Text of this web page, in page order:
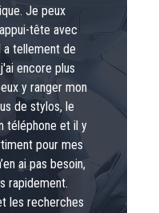
Je peux
tête avec
a tellement de
encore plus
y ranger mon
de stylos, le
téléphone et il y
pour mes
ai pas besoin,
rapidement.
les recherches